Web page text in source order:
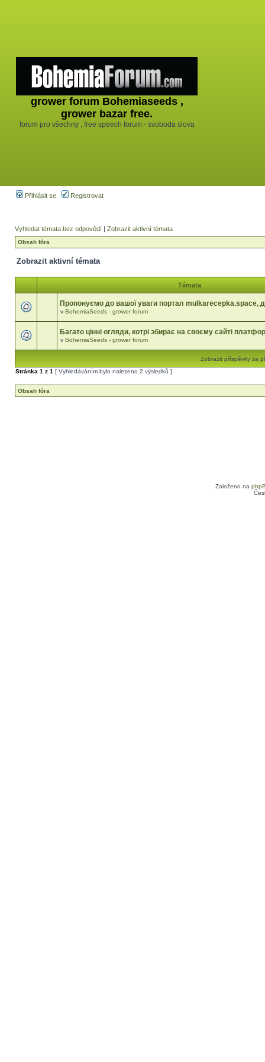
grower forum Bohemiaseeds ,
grower bazar free.
forum pro všechny , free speech forum - svoboda slova
Přihlásit se Registrovat
Vyhledat témata bez odpovědí | Zobrazit aktivní témata
Obsah fóra
Zobrazit aktivní témata
Témata
Пропонуємо до вашої уваги портал mulkarecepka.space,
v BohemiaSeeds - grower forum
Багато цінні огляди, котрі збирає на своєму сайті
v BohemiaSeeds - grower forum
Zobrazit příspěvky za
Stránka 1 z 1 [ Vyhledáváním bylo nalezeno 2 výsledků ]
Obsah fóra
Založeno na